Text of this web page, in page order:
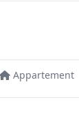
Appartement